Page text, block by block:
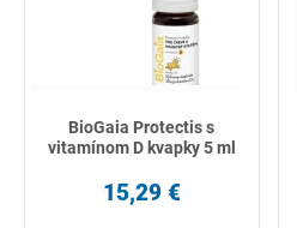
BioGaia Protectis s
vitamínom D kvapky 5 ml
15,29 €